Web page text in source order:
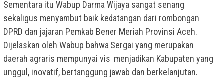
Sementara itu Wabup Darma Wijaya sangat senang
sekaligus menyambut baik kedatangan dari rombongan
DPRD dan jajaran Pemkab Bener Meriah Provinsi Aceh.
Dijelaskan oleh Wabup bahwa Sergai yang merupakan
daerah agraris mempunyai visi menjadikan Kabupaten yang
unggul, inovatif, bertanggung jawab dan berkelanjutan.